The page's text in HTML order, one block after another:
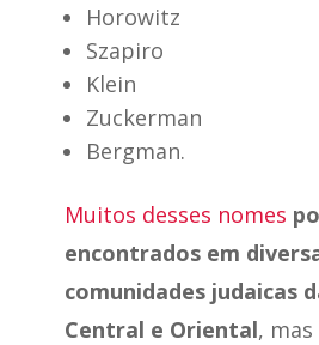
Horowitz
Szapiro
Klein
Zuckerman
Bergman.
Muitos desses nomes
encontrados em
comunidades judaicas
Central e Oriental,